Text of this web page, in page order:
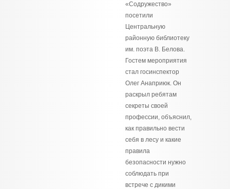
«Содружество»
посетили
Центральную
районную библиотеку
им. поэта В. Белова.
Гостем мероприятия
стал госинспектор
Олег Анаприюк. Он
раскрыл ребятам
секреты своей
профессии, объяснил,
как правильно вести
себя в лесу и какие
правила
безопасности нужно
соблюдать при
встрече с дикими